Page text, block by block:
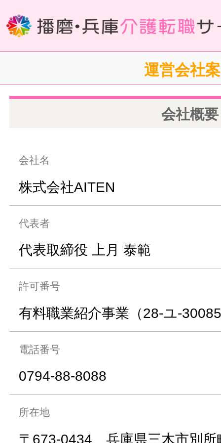
運営会社
会社概要
会社名
株式会社AITEN
代表者
代表取締役 上月 泰範
許可番号
有料職業紹介事業（28-ユ-
電話番号
0794-88-8088
所在地
〒673-0434 兵庫県三木市別所